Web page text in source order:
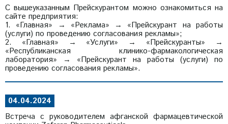
С вышеуказанным Прейскурантом можно ознакомиться на
сайте предприятия:
1. «Главная» → «Реклама» → «Прейскурант на работы
(услуги) по проведению согласования рекламы»;
2. «Главная» → «Услуги» → «Прейскуранты» →
«Республиканская клинико-фармакологическая
лаборатория» → «Прейскурант на работы (услуги) по
проведению согласования рекламы».
04.04.2024
Встреча с руководителем афганской фармацевтической